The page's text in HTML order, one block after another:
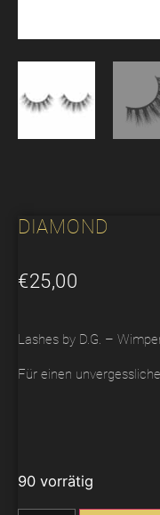
DIAMOND
€25,00
Lashes by D.G. –
Für einen
90 vorrätig